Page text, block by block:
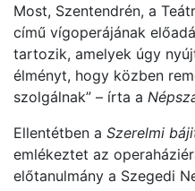
Most, Szentendrén, a
című vígoperájának
tartozik, amelyek úgy
élményt, hogy közben
szolgálnak” – írta a
Ellentétben a Szerelmi
emlékeztet az
előtanulmány a Szegedi